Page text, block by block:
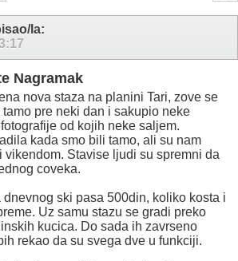
la:
Nagramak
nova staza na planini Tari, zove se
pre neki dan i sakupio neke
od kojih neke saljem.
kada smo bili tamo, ali su nam
vikendom. Stavise ljudi su spremni da
coveka.
ski pasa 500din, koliko kosta i
Uz samu stazu se gradi preko
kucica. Do sada ih zavrseno
rekao da su svega dve u funkciji.